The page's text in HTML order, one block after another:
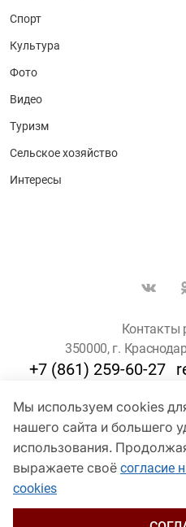
Мы используем cookies
нашего сайта и большего
использования.
выражаете своё согласие
cookies
Спорт
Культура
Фото
Видео
Туризм
Сельское хозяйство
Интересы
Контакты
350000, г.
+7 (861) 259-60-27
Для
© Кубанские
Сетевое издание «kubnews»
службой по надзору в сфере
и массовых коммуникаций